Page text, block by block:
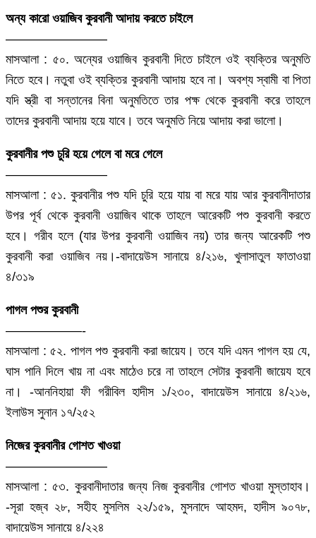
অন্য কারো ওয়াজিব কুরবানী আদায় করতে চাইলে
————————
মাসআলা : ৫০. অন্যের ওয়াজিব কুরবানী দিতে চাইলে ওই ব্যক্তির অনুমতি
নিতে হবে। নতুবা ওই ব্যক্তির কুরবানী আদায় হবে না। অবশ্য স্বামী বা পিতা
যদি স্ত্রী বা সন্তানের বিনা অনুমতিতে তার পক্ষ থেকে কুরবানী করে তাহলে
তাদের কুরবানী আদায় হয়ে যাবে। তবে অনুমতি নিয়ে আদায় করা ভালো।
কুরবানীর পশু চুরি হয়ে গেলে বা মরে গেলে
————————
মাসআলা : ৫১. কুরবানীর পশু যদি চুরি হয়ে যায় বা মরে যায় আর কুরবানীদাতার
উপর পূর্ব থেকে কুরবানী ওয়াজিব থাকে তাহলে আরেকটি পশু কুরবানী করতে
হবে। গরীব হলে (যার উপর কুরবানী ওয়াজিব নয়) তার জন্য আরেকটি পশু
কুরবানী করা ওয়াজিব নয়।-বাদায়েউস সানায়ে ৪/২১৬, খুলাসাতুল ফাতাওয়া
৪/৩১৯
পাগল পশুর কুরবানী
——————-
মাসআলা : ৫২. পাগল পশু কুরবানী করা জায়েয। তবে যদি এমন পাগল হয় যে,
ঘাস পানি দিলে খায় না এবং মাঠেও চরে না তাহলে সেটার কুরবানী জায়েয হবে
না। -আননিহায়া ফী গরীবিল হাদীস ১/২৩০, বাদায়েউস সানায়ে ৪/২১৬,
ইলাউস সুনান ১৭/২৫২
নিজের কুরবানীর গোশত খাওয়া
————————
মাসআলা : ৫৩. কুরবানীদাতার জন্য নিজ কুরবানীর গোশত খাওয়া মুস্তাহাব।
-সূরা হজ্ব ২৮, সহীহ মুসলিম ২২/১৫৯, মুসনাদে আহমদ, হাদীস ৯০৭৮,
বাদায়েউস সানায়ে ৪/২২৪